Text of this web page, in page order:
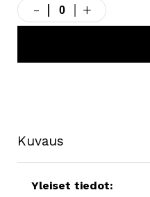
-
Paclite
CubGrinder
+
Kuvaus
Yleiset tiedot: